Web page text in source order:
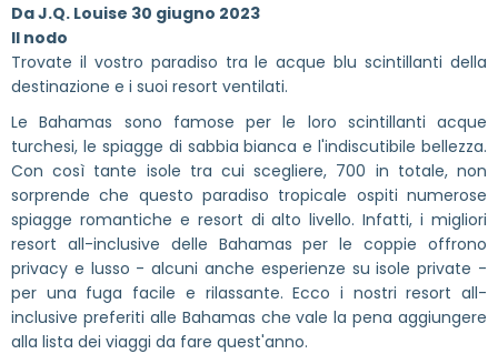
DaJ.Q. Louise 30 giugno 2023
Il nodo
Trovate il vostro paradiso tra le acque blu scintillanti della
destinazione e i suoi resort ventilati.
Le Bahamas sono famose per le loro scintillanti acque
turchesi, le spiagge di sabbia bianca e l'indiscutibile bellezza.
Con così tante isole tra cui scegliere, 700 in totale, non
sorprende che questo paradiso tropicale ospiti numerose
spiagge romantiche e resort di alto livello. Infatti, i migliori
resort all-inclusive delle Bahamas per le coppie offrono
privacy e lusso - alcuni anche esperienze su isole private -
per una fuga facile e rilassante. Ecco i nostri resort all-
inclusive preferiti alle Bahamas che vale la pena aggiungere
alla lista dei viaggi da fare quest'anno.